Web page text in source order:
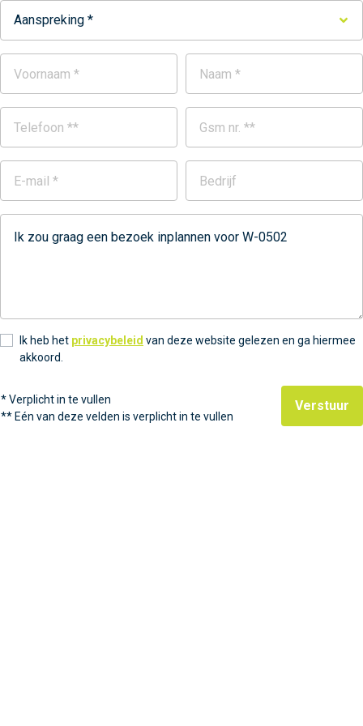
Aanspreking *
Ik heb het privacybeleid van deze website gelezen en ga hiermee
akkoord.
*Verplicht in te vullen
** Eén van deze velden is verplicht in te vullen
Verstuur